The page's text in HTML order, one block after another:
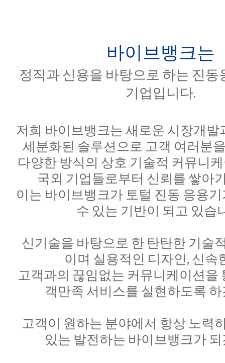
바이브뱅크는
정직과 신용을 바탕으로 하는 진동
기업입니다.
저희 바이브뱅크는 새로운 시장개발
세분화된 솔루션으로 고객 여러분
다양한 방식의 상호 기술적 커뮤니
국외 기업들로부터 신뢰를 쌓아
이는 바이브뱅크가 토털 진동 응용
수 있는 기반이 되고 있습
신기술을 바탕으로 한 탄탄한 기술
이며 실용적인 디자인, 신속
고객과의 끊임없는 커뮤니케이션을
객만족 서비스를 실현하도록
고객이 원하는 분야에서 항상 노력
있는 발전하는 바이브뱅크가